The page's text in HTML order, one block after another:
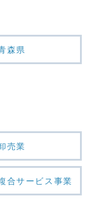
森県
売業
合サービス事業